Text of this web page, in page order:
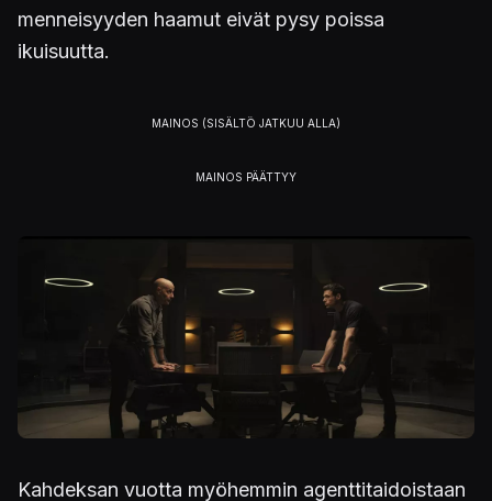
menneisyyden haamut eivät pysy poissa
ikuisuutta.
Kahdeksan vuotta myöhemmin agenttitaidoistaan